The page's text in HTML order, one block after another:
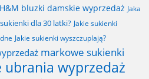
H&M bluzki damskie wyprzedaż Jaka
sukienki dla 30 latki? Jakie sukienki
Jakie sukienki wyszczuplają?
markowe sukienki
ubrania wyprzedaż